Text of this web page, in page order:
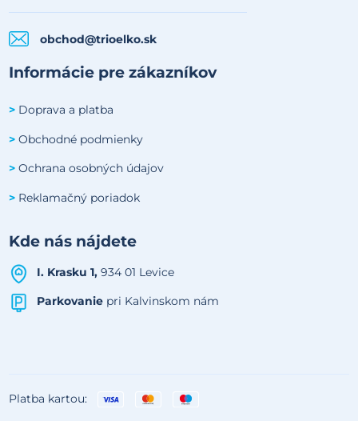
obchod@trioelko.sk
Informácie pre zákazníkov
> Doprava a platba
> Obchodné podmienky
> Ochrana osobných údajov
> Reklamačný poriadok
Kde nás nájdete
I. Krasku 1,934 01 Levice
Parkovanie pri Kalvinskom nám
Platba kartou: